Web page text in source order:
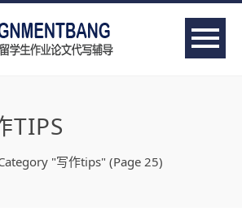
TIPS
"写作tips" (Page 25)